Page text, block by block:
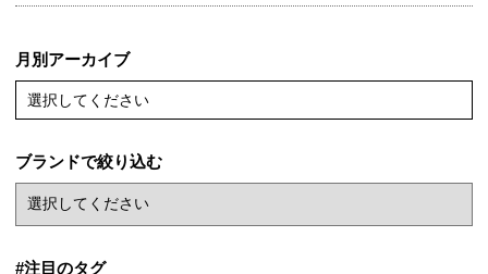
月別アーカイブ
選択してください
ブランドで絞り込む
#注目のタグ